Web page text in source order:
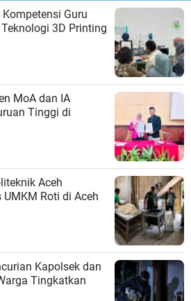
Guru
3D Printing
MoA dan IA
Tinggi di
Aceh
Roti di Aceh
Kapolsek dan
Tingkatkan